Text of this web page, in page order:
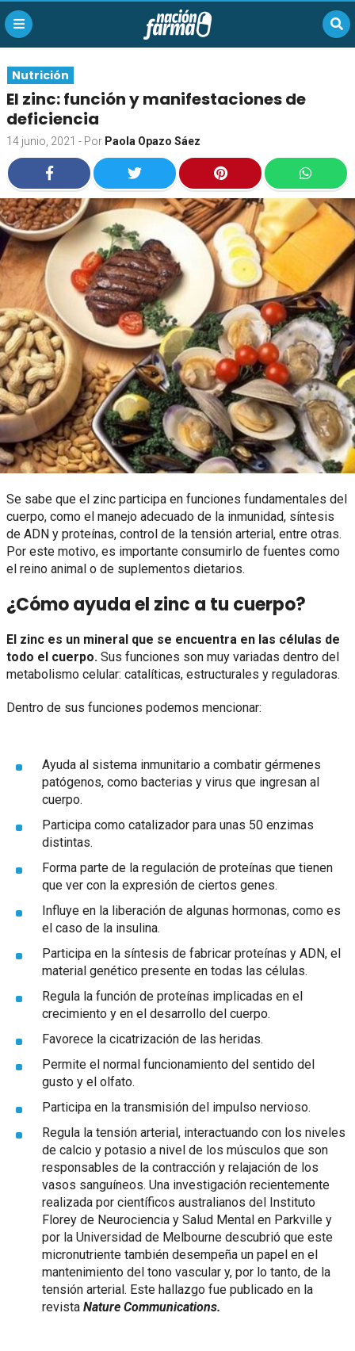
Nutrición
El zinc: función y manifestaciones de
deficiencia
14 junio, 2021 - Por Paola Opazo Sáez
Se sabe que el zinc participa en funciones fundamentales del
cuerpo, como el manejo adecuado de la inmunidad, síntesis
de ADN y proteínas, control de la tensión arterial, entre otras.
Por este motivo, es importante consumirlo de fuentes como
el reino animal o de suplementos dietarios.
¿Cómo ayuda el zinc a tu cuerpo?
El zinc es un mineral que se encuentra en las células de
todo el cuerpo. Sus funciones son muy variadas dentro del
metabolismo celular: catalíticas, estructurales y reguladoras.
Dentro de sus funciones podemos mencionar:
Ayuda al sistema inmunitario a combatir gérmenes
patógenos, como bacterias y virus que ingresan al
cuerpo.
Participa como catalizador para unas 50 enzimas
distintas.
Forma parte de la regulación de proteínas que tienen
que ver con la expresión de ciertos genes.
Influye en la liberación de algunas hormonas, como es
el caso de la insulina.
Participa en la síntesis de fabricar proteínas y ADN, el
material genético presente en todas las células.
Regula la función de proteínas implicadas en el
crecimiento y en el desarrollo del cuerpo.
Favorece la cicatrización de las heridas.
Permite el normal funcionamiento del sentido del
gusto y el olfato.
Participa en la transmisión del impulso nervioso.
Regula la tensión arterial, interactuando con los niveles
de calcio y potasio a nivel de los músculos que son
responsables de la contracción y relajación de los
vasos sanguíneos. Una investigación recientemente
realizada por científicos australianos del Instituto
Florey de Neurociencia y Salud Mental en Parkville y
por la Universidad de Melbourne descubrió que este
micronutriente también desempeña un papel en el
mantenimiento del tono vascular y, por lo tanto, de la
tensión arterial. Este hallazgo fue publicado en la
revista Nature Communications.